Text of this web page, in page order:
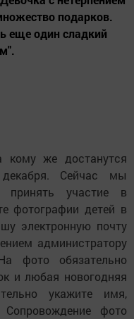
подарков.
еще один сладкий
кому же достанутся
Сейчас мы
принять участие в
фотографии детей в
электронную почту
администратору
фото обязательно
и любая новогодняя
укажите имя,
фото